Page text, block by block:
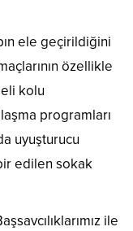
ele geçirildiğini
özellikle
kolu
programları
uyuşturucu
edilen sokak
ile